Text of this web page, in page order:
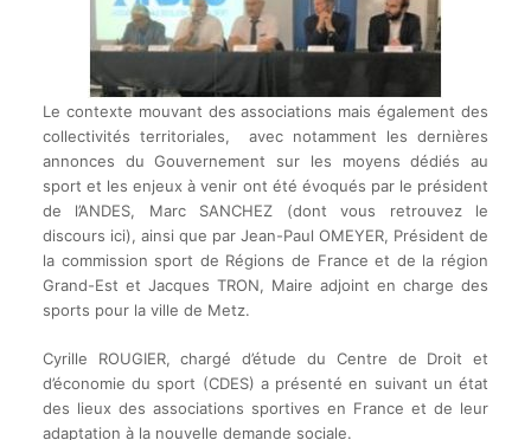
Le contexte mouvant des associations mais également des
collectivités territoriales, avec notamment les dernières
annonces du Gouvernement sur les moyens dédiés au
sport et les enjeux à venir ont été évoqués par le président
de l’ANDES, Marc SANCHEZ (dont vous retrouvez le
discours ici), ainsi que par Jean-Paul OMEYER, Président de
la commission sport de Régions de France et de la région
Grand-Est et Jacques TRON, Maire adjoint en charge des
sports pour la ville de Metz.
Cyrille ROUGIER, chargé d’étude du Centre de Droit et
d’économie du sport (CDES) a présenté en suivant un état
des lieux des associations sportives en France et de leur
adaptation à la nouvelle demande sociale.